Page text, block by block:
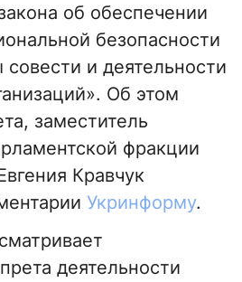
об обеспечении
безопасности
и деятельности
Об этом
заместитель
фракции
Кравчук
Укринформу.
деятельности